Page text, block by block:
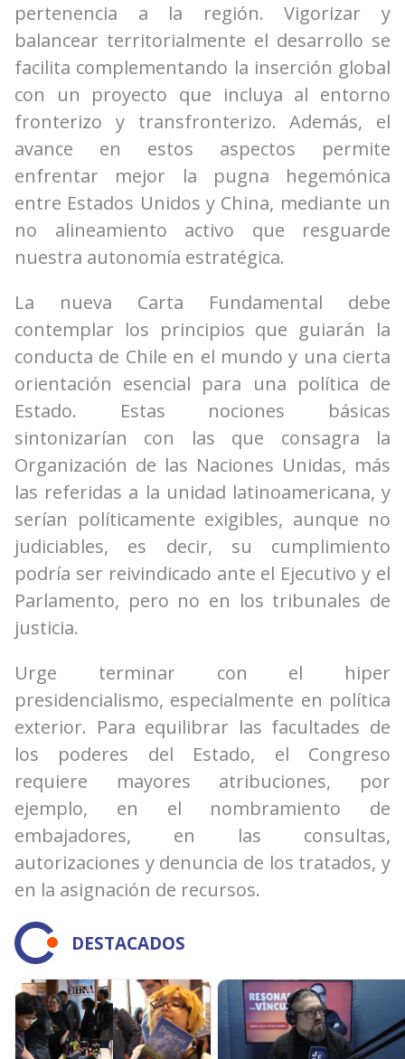
pertenencia a la región. Vigorizar y
balancear territorialmente el desarrollo se
facilita complementando la inserción global
con un proyecto que incluya al entorno
fronterizo y transfronterizo. Además, el
avance en estos aspectos permite
enfrentar mejor la pugna hegemónica
entre Estados Unidos y China, mediante un
no alineamiento activo que resguarde
nuestra autonomía estratégica.
La nueva Carta Fundamental debe
contemplar los principios que guiarán la
conducta de Chile en el mundo y una cierta
orientación esencial para una política de
Estado. Estas nociones básicas
sintonizarían con las que consagra la
Organización de las Naciones Unidas, más
las referidas a la unidad latinoamericana, y
serían políticamente exigibles, aunque no
judiciables, es decir, su cumplimiento
podría ser reivindicado ante el Ejecutivo y el
Parlamento, pero no en los tribunales de
justicia.
Urge terminar con el hiper
presidencialismo, especialmente en política
exterior. Para equilibrar las facultades de
los poderes del Estado, el Congreso
requiere mayores atribuciones, por
ejemplo, en el nombramiento de
embajadores, en las consultas,
autorizaciones y denuncia de los tratados, y
en la asignación de recursos.
DESTACADOS